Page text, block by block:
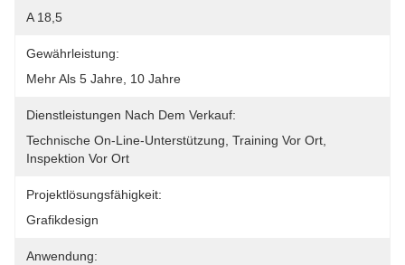
A 18,5
Gewährleistung:
Mehr Als 5 Jahre, 10 Jahre
Dienstleistungen Nach Dem Verkauf:
Technische On-Line-Unterstützung, Training Vor Ort,
Inspektion Vor Ort
Projektlösungsfähigkeit:
Grafikdesign
Anwendung: